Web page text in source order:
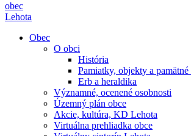
obec
Lehota
Obec
O obci
História
Pamiatky, objekty a pamätné
Erb a heraldika
Významné, ocenené osobnosti
Územný plán obce
Akcie, kultúra, KD Lehota
Virtuálna prehliadka obce